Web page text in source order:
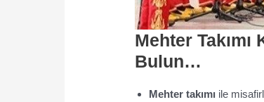
Mehter
Bulun…
Mehter takımı ile